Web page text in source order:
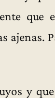
que
ajenas.
y